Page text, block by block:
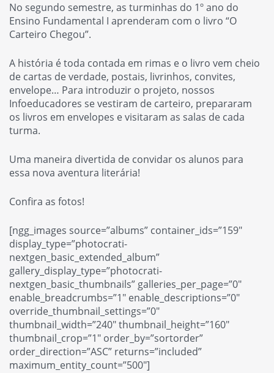
No segundo semestre, as turminhas do 1º ano do
Ensino Fundamental I aprenderam com o livro “O
Carteiro Chegou”.
A história é toda contada em rimas e o livro vem cheio
de cartas de verdade, postais, livrinhos, convites,
envelope… Para introduzir o projeto, nossos
Infoeducadores se vestiram de carteiro, prepararam
os livros em envelopes e visitaram as salas de cada
turma.
Uma maneira divertida de convidar os alunos para
essa nova aventura literária!
Confira as fotos!
[ngg_images source=”albums” container_ids=”159″
display_type=”photocrati-
nextgen_basic_extended_album”
gallery_display_type=”photocrati-
nextgen_basic_thumbnails” galleries_per_page=”0″
enable_breadcrumbs=”1″ enable_descriptions=”0″
override_thumbnail_settings=”0″
thumbnail_width=”240″ thumbnail_height=”160″
thumbnail_crop=”1″ order_by=”sortorder”
order_direction=”ASC” returns=”included”
maximum_entity_count=”500″]